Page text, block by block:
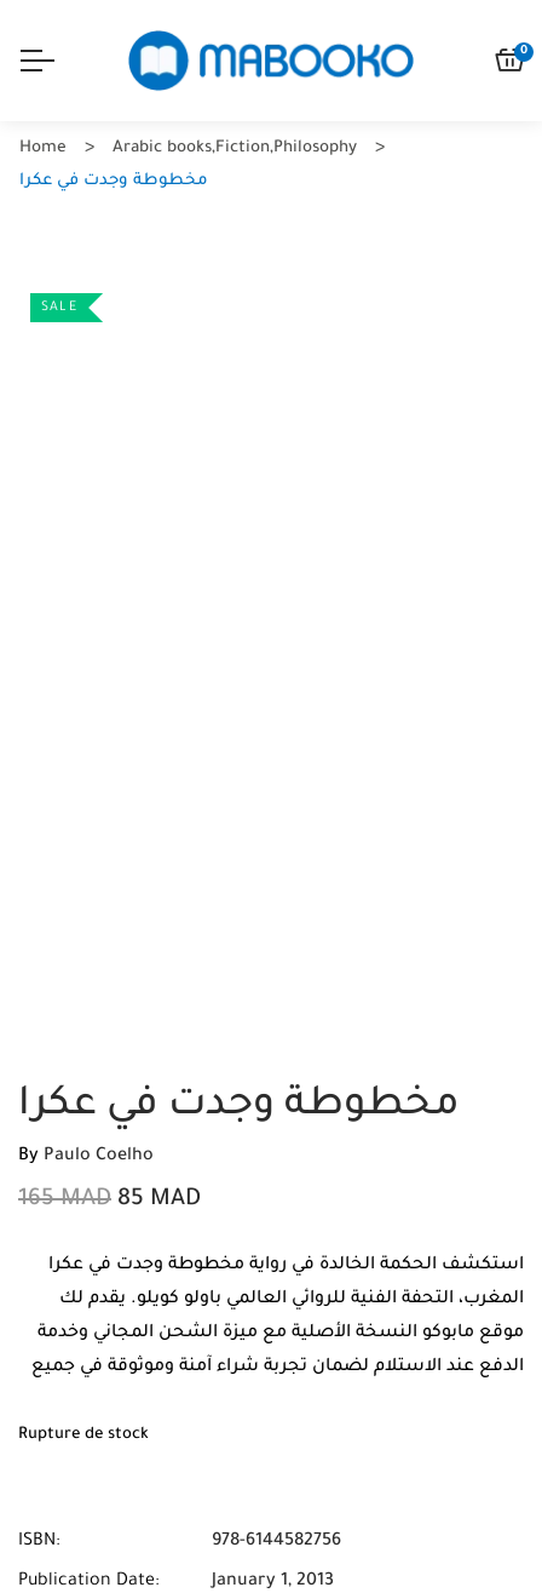
0
Home Arabic books,Fiction,Philosophy
مخطوطة وجدت في عكرا
SALE
مخطوطة وجدت في عكرا
By Paulo Coelho
165MAD 85 MAD
استكشف الحكمة الخالدة في رواية مخطوطة وجدت في عكرا
المغرب، التحفة الفنية للروائي العالمي باولو كويلو. يقدم لك
موقع مابوكو النسخة الأصلية مع ميزة الشحن المجاني وخدمة
الدفع عند الاستلام لضمان تجربة شراء آمنة وموثوقة في جميع
Rupture de stock
ISBN: 978-6144582756
Publication Date: January 1, 2013